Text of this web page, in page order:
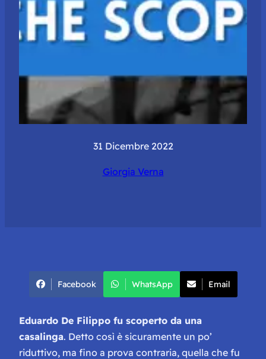
31 Dicembre 2022
Giorgia Verna
Facebook WhatsApp Email
Eduardo De Filippo fu scoperto da una
casalinga. Detto così è sicuramente un po’
riduttivo, ma fino a prova contraria, quella che fu